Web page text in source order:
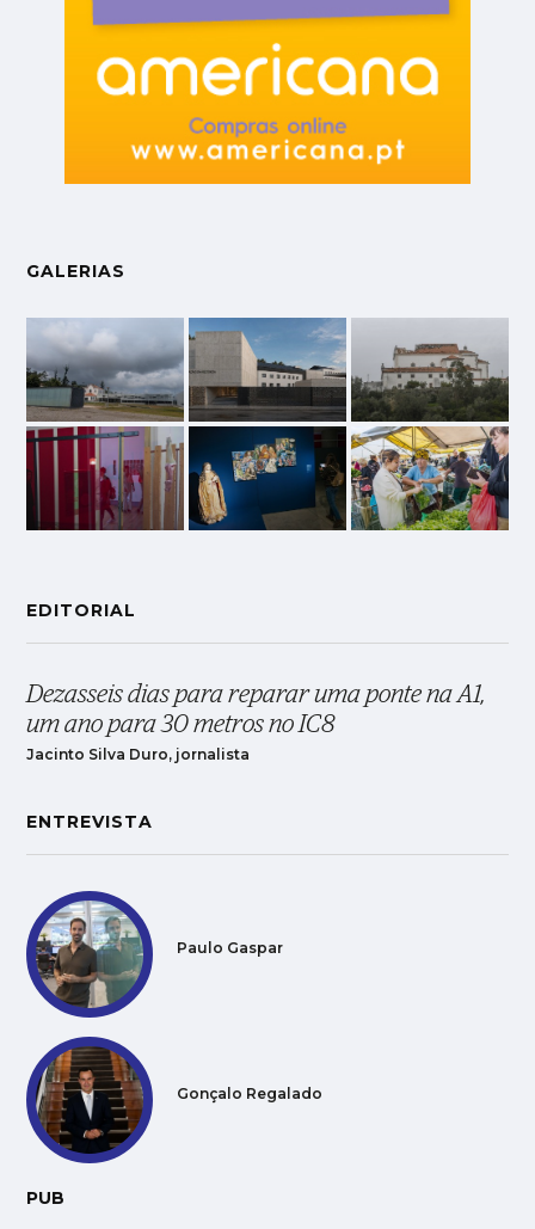
GALERIAS
EDITORIAL
Dezasseis dias para reparar uma ponte na A1,
um ano para 30 metros no IC8
Jacinto Silva Duro, jornalista
ENTREVISTA
Paulo Gaspar
Gonçalo Regalado
PUB